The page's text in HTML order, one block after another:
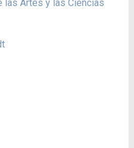
las Artes y las Ciencias